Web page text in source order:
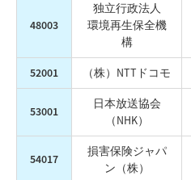
48003
独立行政法人
環境再生保全機
構
52001 （株）NTTドコモ
53001
日本放送協会
（NHK）
54017
損害保険ジャパ
ン（株）